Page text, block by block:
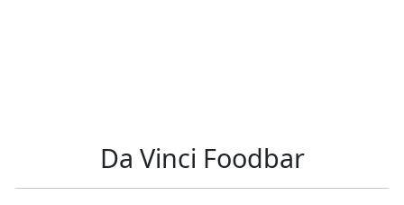
Da Vinci Foodbar